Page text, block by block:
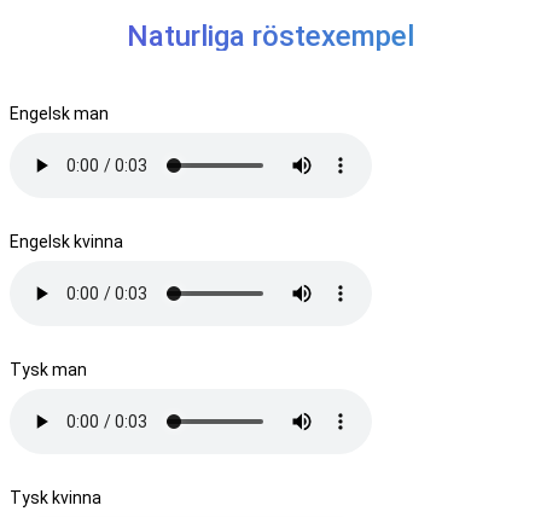
Naturliga röstexempel
Engelsk man
Engelsk kvinna
Tysk man
Tysk kvinna